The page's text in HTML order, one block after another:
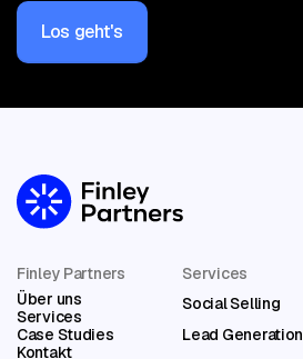
Los geht's
Let’s get
Finley Partners
Über uns
Services
Case Studies
Kontakt
Services
Social Selling
Lead Generation